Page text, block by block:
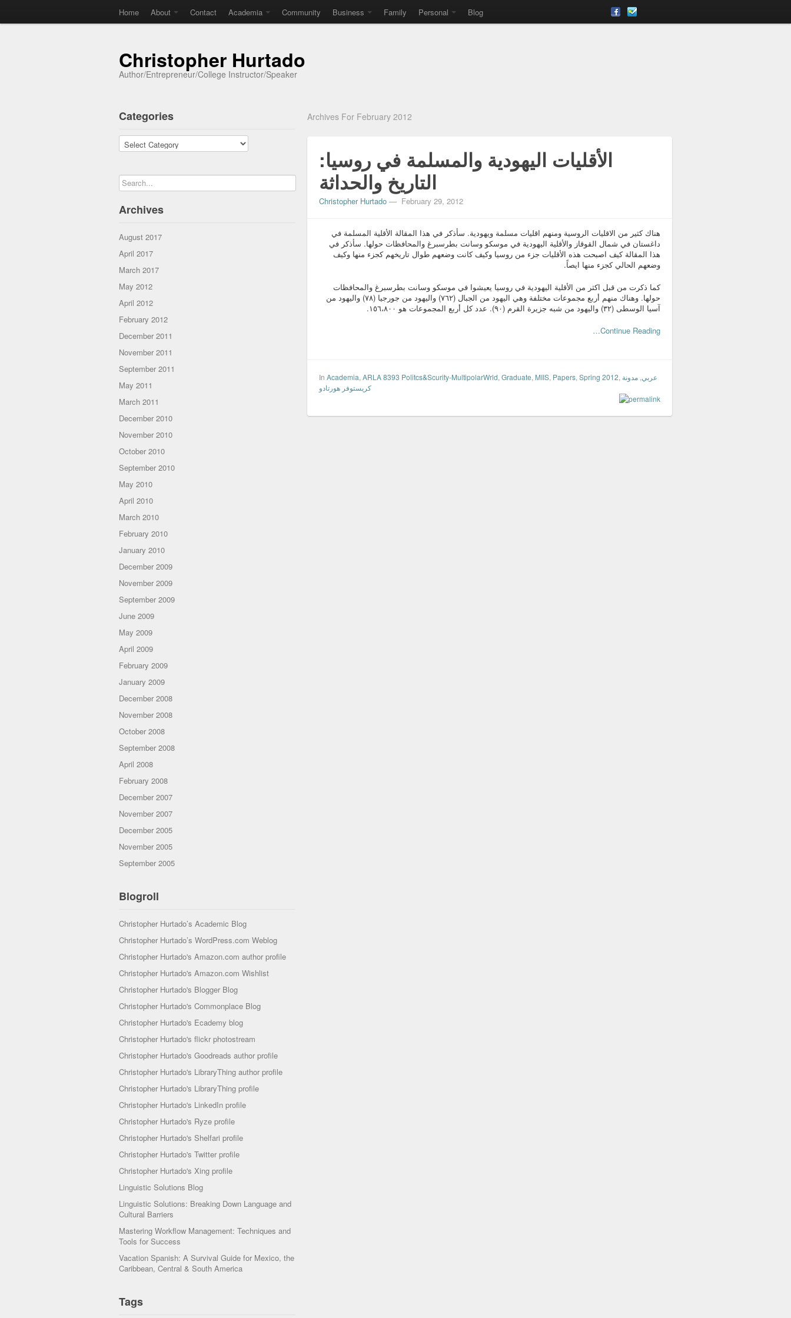
Home About Contact Academia Community Business Family Personal Blog
Christopher Hurtado
Author/Entrepreneur/College Instructor/Speaker
Categories
Categories
Archives
August 2017
April 2017
March 2017
May 2012
April 2012
February 2012
December 2011
November 2011
September 2011
May 2011
March 2011
December 2010
November 2010
October 2010
September 2010
May 2010
April 2010
March 2010
February 2010
January 2010
December 2009
November 2009
September 2009
June 2009
May 2009
April 2009
February 2009
January 2009
December 2008
November 2008
October 2008
September 2008
April 2008
February 2008
December 2007
November 2007
December 2005
November 2005
September 2005
Blogroll
Christopher Hurtado’s Academic Blog
Christopher Hurtado’s WordPress.com Weblog
Christopher Hurtado's Amazon.com author profile
Christopher Hurtado's Amazon.com Wishlist
Christopher Hurtado's Blogger Blog
Christopher Hurtado's Commonplace Blog
Christopher Hurtado's Ecademy blog
Christopher Hurtado's flickr photostream
Christopher Hurtado's Goodreads author profile
Christopher Hurtado's LibraryThing author profile
Christopher Hurtado's LibraryThing profile
Christopher Hurtado's LinkedIn profile
Christopher Hurtado's Ryze profile
Christopher Hurtado's Shelfari profile
Christopher Hurtado's Twitter profile
Christopher Hurtado's Xing profile
Linguistic Solutions Blog
Linguistic Solutions: Breaking Down Language and
Cultural Barriers
Mastering Workflow Management: Techniques and
Tools for Success
Vacation Spanish: A Survival Guide for Mexico, the
Caribbean, Central & South America
Tags
Archives For February 2012
الأقليات اليهودية والمسلمة في روسيا:
التاريخ والحداثة
Christopher Hurtado — February 29, 2012
هناك كثير من الاقليات الروسية ومنهم اقليات مسلمة ويهودية. سأذكر في هذا المقالة الأقلية المسلمة في
داغستان في شمال القوقاز والأقلية اليهودية في موسكو وسانت بطرسبرغ والمحافظات حولها. سأذكر في
هذا المقالة كيف اصبحت هذه الأقليات جزء من روسيا وكيف كانت وضعهم طوال تاريخهم كجزء منها وكيف
وضعهم الحالي كجزء منها ايصاً.
كما ذكرت من قبل اكثر من الأقلية اليهودية في روسيا يعيشوا في موسكو وسانت بطرسبرغ والمحافظات
حولها. وهناك منهم أربع مجموعات مختلفة وهي اليهود من الجبال (٧٦٢) واليهود من جورجيا (٧٨) واليهود من
آسيا الوسطى (٣٢) واليهود من شبه جزيرة القرم (٩٠). عدد كل أربع المجموعات هو ١٥٦،٨٠٠.
Continue Reading…
In Academia, ARLA 8393 Politcs&Scurity-MultipolarWrld, Graduate, MIIS, Papers, Spring 2012, عربي, مدونة
كريستوفر هورتادو